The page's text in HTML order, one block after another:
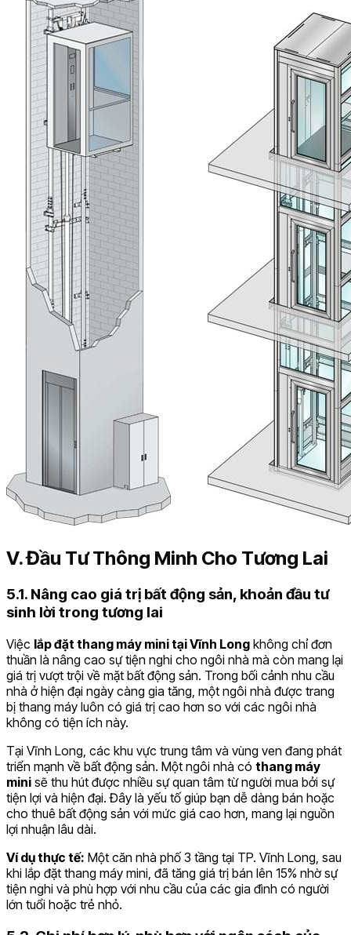
V. Đầu Tư Thông Minh Cho Tương Lai
5.1. Nâng cao giá trị bất động sản, khoản đầu tư
sinh lời trong tương lai
Việc lắp đặt thang máy mini tại Vĩnh Long không chỉ đơn
thuần là nâng cao sự tiện nghi cho ngôi nhà mà còn mang lại
giá trị vượt trội về mặt bất động sản. Trong bối cảnh nhu cầu
nhà ở hiện đại ngày càng gia tăng, một ngôi nhà được trang
bị thang máy luôn có giá trị cao hơn so với các ngôi nhà
không có tiện ích này.
Tại Vĩnh Long, các khu vực trung tâm và vùng ven đang phát
triển mạnh về bất động sản. Một ngôi nhà có thang máy
mini sẽ thu hút được nhiều sự quan tâm từ người mua bởi sự
tiện lợi và hiện đại. Đây là yếu tố giúp bạn dễ dàng bán hoặc
cho thuê bất động sản với mức giá cao hơn, mang lại nguồn
lợi nhuận lâu dài.
Ví dụ thực tế: Một căn nhà phố 3 tầng tại TP. Vĩnh Long, sau
khi lắp đặt thang máy mini, đã tăng giá trị bán lên 15% nhờ sự
tiện nghi và phù hợp với nhu cầu của các gia đình có người
lớn tuổi hoặc trẻ nhỏ.